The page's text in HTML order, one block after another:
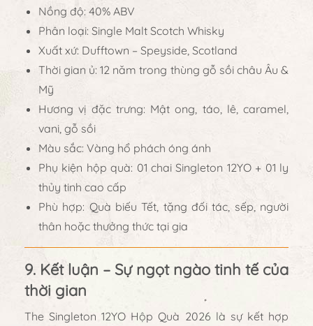
Nồng độ: 40% ABV
Phân loại: Single Malt Scotch Whisky
Xuất xứ: Dufftown – Speyside, Scotland
Thời gian ủ: 12 năm trong thùng gỗ sồi châu Âu &
Mỹ
Hương vị đặc trưng: Mật ong, táo, lê, caramel,
vani, gỗ sồi
Màu sắc: Vàng hổ phách óng ánh
Phụ kiện hộp quà: 01 chai Singleton 12YO + 01 ly
thủy tinh cao cấp
Phù hợp: Quà biếu Tết, tặng đối tác, sếp, người
thân hoặc thưởng thức tại gia
9. Kết luận – Sự ngọt ngào tinh tế của
thời gian
The Singleton 12YO Hộp Quà 2026 là sự kết hợp